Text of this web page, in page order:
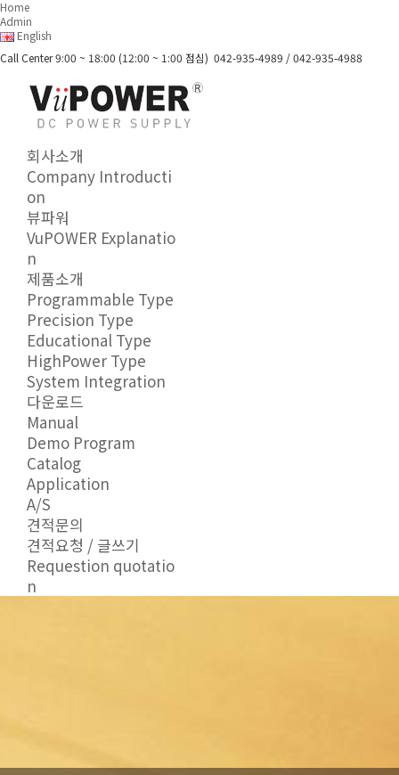
Home
Admin
English
Call Center 9:00 ~ 18:00 (12:00 ~ 1:00 점심) 042-935-4989 / 042-935-4988
회사소개
Company Introducti
on
뷰파워
VuPOWER Explanatio
n
제품소개
Programmable Type
Precision Type
Educational Type
HighPower Type
System Integration
다운로드
Manual
Demo Program
Catalog
Application
A/S
견적문의
견적요청 / 글쓰기
Requestion quotatio
n